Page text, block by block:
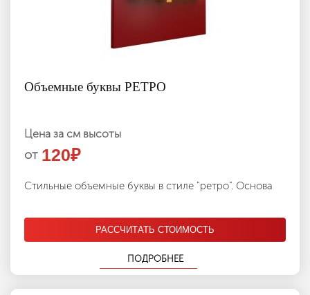
Объемные буквы РЕТРО
Цена за см высоты
от 120₽
Стильные объемные буквы в стиле "ретро". Основа
РАССЧИТАТЬ СТОИМОСТЬ
ПОДРОБНЕЕ